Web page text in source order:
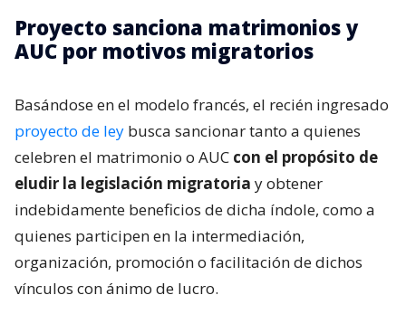
Proyecto sanciona matrimonios y
AUC por motivos migratorios
Basándose en el modelo francés, el recién ingresado
proyecto de ley busca sancionar tanto a quienes
celebren el matrimonio o AUC con el propósito de
eludir la legislación migratoria y obtener
indebidamente beneficios de dicha índole, como a
quienes participen en la intermediación,
organización, promoción o facilitación de dichos
vínculos con ánimo de lucro.